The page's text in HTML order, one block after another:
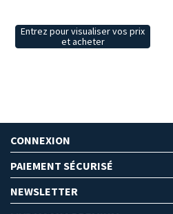
Entrez pour visualiser vos prix
et acheter
CONNEXION
PAIEMENT SÉCURISÉ
NEWSLETTER